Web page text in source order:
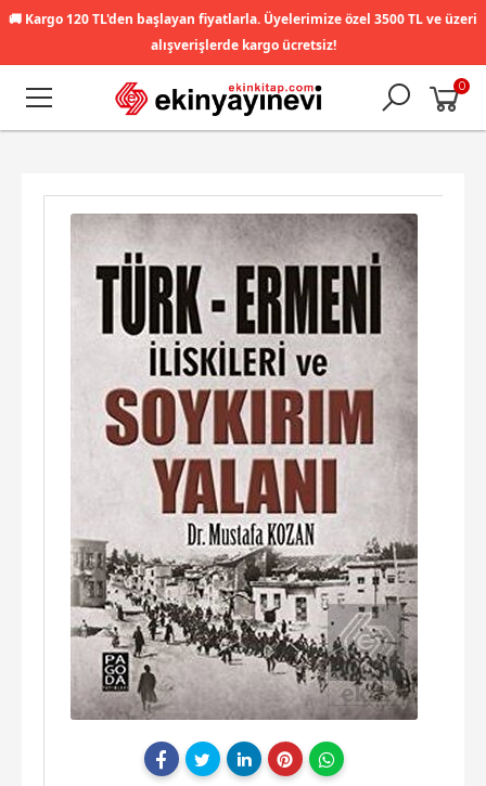
🚚 Kargo 120 TL'den başlayan fiyatlarla. Üyelerimize özel 3500 TL ve üzeri
alışverişlerde kargo ücretsiz!
0